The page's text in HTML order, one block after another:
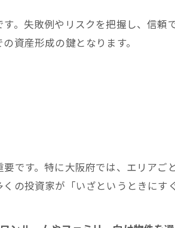
。失敗例やリスクを把握し、信頼
資産形成の鍵となります。
です。特に大阪府では、エリアご
の投資家が「いざというときにす